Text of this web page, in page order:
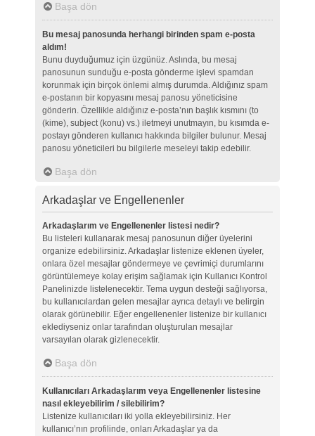
Başa dön
Bu mesaj panosunda herhangi birinden spam e-posta
aldım!
Bunu duyduğumuz için üzgünüz. Aslında, bu mesaj
panosunun sunduğu e-posta gönderme işlevi spamdan
korunmak için birçok önlemi almış durumda. Aldığınız spam
e-postanın bir kopyasını mesaj panosu yöneticisine
gönderin. Özellikle aldığınız e-posta’nın başlık kısmını (to
(kime), subject (konu) vs.) iletmeyi unutmayın, bu kısımda e-
postayı gönderen kullanıcı hakkında bilgiler bulunur. Mesaj
panosu yöneticileri bu bilgilerle meseleyi takip edebilir.
Başa dön
Arkadaşlar ve Engellenenler
Arkadaşlarım ve Engellenenler listesi nedir?
Bu listeleri kullanarak mesaj panosunun diğer üyelerini
organize edebilirsiniz. Arkadaşlar listenize eklenen üyeler,
onlara özel mesajlar göndermeye ve çevrimiçi durumlarını
görüntülemeye kolay erişim sağlamak için Kullanıcı Kontrol
Panelinizde listelenecektir. Tema uygun desteği sağlıyorsa,
bu kullanıcılardan gelen mesajlar ayrıca detaylı ve belirgin
olarak görünebilir. Eğer engellenenler listenize bir kullanıcı
eklediyseniz onlar tarafından oluşturulan mesajlar
varsayılan olarak gizlenecektir.
Başa dön
Kullanıcıları Arkadaşlarım veya Engellenenler listesine
nasıl ekleyebilirim / silebilirim?
Listenize kullanıcıları iki yolla ekleyebilirsiniz. Her
kullanıcı’nın profilinde, onları Arkadaşlar ya da